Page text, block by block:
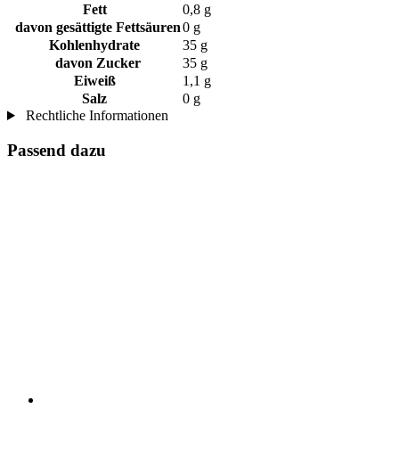
Fett
0,8 g
davon gesättigte Fettsäuren0 g
Kohlenhydrate
35 g
davon Zucker
35 g
Eiweiß
1,1 g
Salz
0 g
Rechtliche Informationen
Passend dazu